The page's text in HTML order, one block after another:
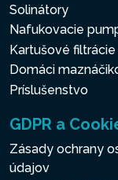
Solinátory
Nafukovacie
Kartušové filtrácie
Domáci
Príslušenstvo
GDPR a
Zásady ochrany
údajov